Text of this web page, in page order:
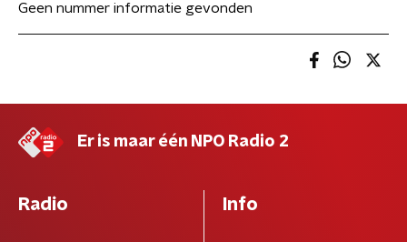
Geen nummer informatie gevonden
Er is maar één NPO Radio 2
Radio Info